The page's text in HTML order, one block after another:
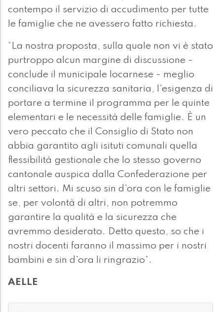
contempo il servizio di accudimento per tutte
le famiglie che ne avessero fatto richiesta.
“La nostra proposta, sulla quale non vi è stato
purtroppo alcun margine di discussione -
conclude il municipale locarnese - meglio
conciliava la sicurezza sanitaria, l'esigenza di
portare a termine il programma per le quinte
elementari e le necessità delle famiglie. È un
vero peccato che il Consiglio di Stato non
abbia garantito agli isituti comunali quella
flessibilità gestionale che lo stesso governo
cantonale auspica dalla Confederazione per
altri settori. Mi scuso sin d'ora con le famiglie
se, per volontà di altri, non potremmo
garantire la qualità e la sicurezza che
avremmo desiderato. Detto questo, so che i
nostri docenti faranno il massimo per i nostri
bambini e sin d'ora li ringrazio”.
AELLE